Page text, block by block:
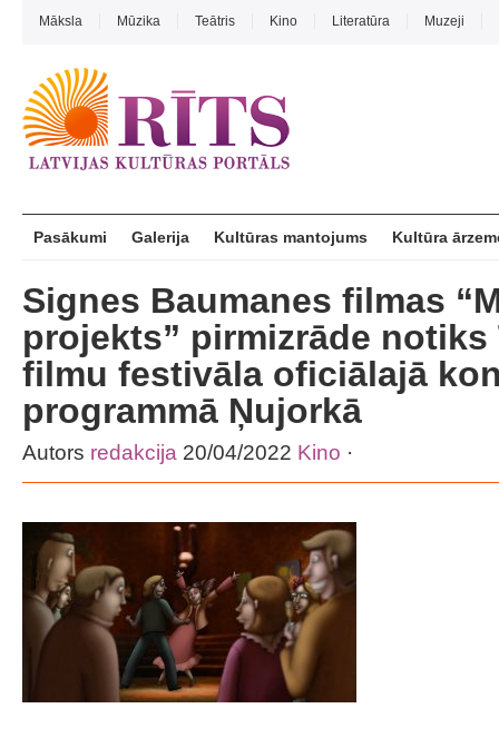
Māksla Mūzika Teātris Kino Literatūra Muzeji
Pasākumi Galerija Kultūras mantojums Kultūra
Signes Baumanes filmas
projekts” pirmizrāde notiks
filmu festivāla oficiālajā
programmā Ņujorkā
Autors redakcija 20/04/2022 Kino ·